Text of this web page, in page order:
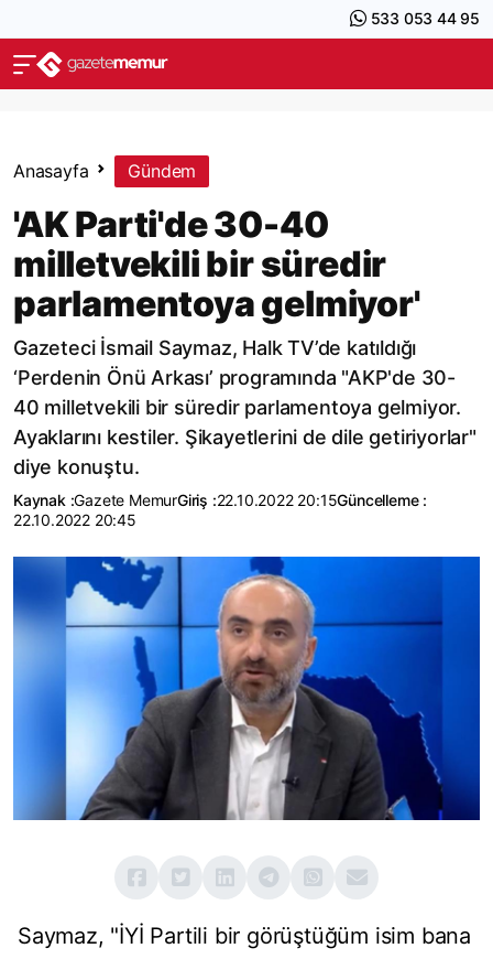
533 053 44 95
Anasayfa Gündem
'AK Parti'de 30-40
milletvekili bir süredir
parlamentoya gelmiyor'
Gazeteci İsmail Saymaz, Halk TV’de katıldığı
‘Perdenin Önü Arkası’ programında "AKP'de 30-
40 milletvekili bir süredir parlamentoya gelmiyor.
Ayaklarını kestiler. Şikayetlerini de dile getiriyorlar"
diye konuştu.
Kaynak :Gazete MemurGiriş :22.10.2022 20:15Güncelleme :
22.10.2022 20:45
Saymaz, "İYİ Partili bir görüştüğüm isim bana